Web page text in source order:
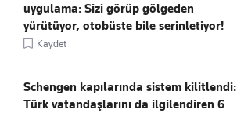
uygulama: Sizi görüp gölgeden
yürütüyor, otobüste bile serinletiyor!
Kaydet
Schengen kapılarında sistem kilitlendi:
Türk vatandaşlarını da ilgilendiren 6